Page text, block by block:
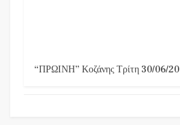
“ΠΡΩΙΝΗ” Κοζάνης Τρίτη 30/06/20